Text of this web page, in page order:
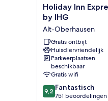
Holiday
Inn
Express
Oberhausen
by
IHG
Alt-
Oberhausen
Holiday Inn
by IHG
Alt-Oberhausen
Gratis ontbijt
Huisdiervriendelijk
Parkeerplaatsen
beschikbaar
Gratis wifi
9.2
van
9,2 Fantastisch
751 beoordelingen